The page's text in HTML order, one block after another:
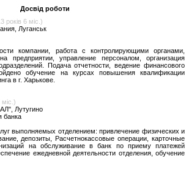
Досвід роботи
років 6 міс.)
Луганськ
компании, работа с контролирующими органами,
предприятии, управление персоналом, организация
Подача отчетности, ведение финансового
обучение на курсах повышения квалификации
в г. Харькове.
Лутугино
банка
выполняемых отделением: привлечение физических и
депозиты, Расчетнокассовые операции, карточные
на обслуживание в банк по приему платежей
ежедневной деятельности отделения, обучение